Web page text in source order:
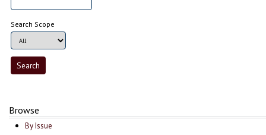
Search Scope
Browse
By Issue